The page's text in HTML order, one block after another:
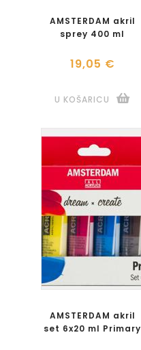
AMSTERDAM akril
sprey 400 ml
19,05 €
U KOŠARICU
AMSTERDAM akril
set 6x20 ml Primary